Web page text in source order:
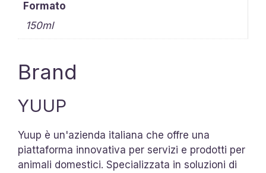
Formato
150ml
Brand
YUUP
Yuup è un'azienda italiana che offre una
piattaforma innovativa per servizi e prodotti per
animali domestici. Specializzata in soluzioni di